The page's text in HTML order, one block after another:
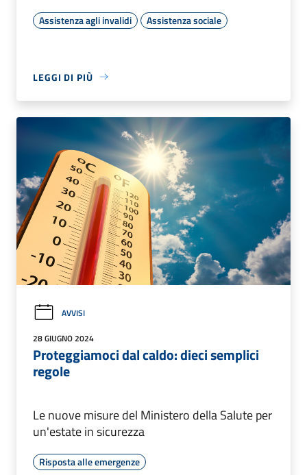
Assistenza agli invalidi Assistenza sociale
LEGGI DI PIÙ
AVVISI
28 GIUGNO 2024
Proteggiamoci dal caldo: dieci semplici
regole
Le nuove misure del Ministero della Salute per
un'estate in sicurezza
Risposta alle emergenze